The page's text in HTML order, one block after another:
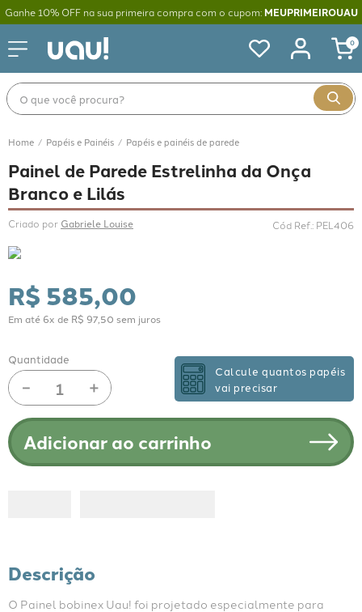
Ganhe 10% OFF na sua primeira compra com o cupom: MEUPRIMEIROUAU
0
O que você procura?
Papéis e Painéis Papéis e painéis de parede
Painel de Parede Estrelinha da Onça
Branco e Lilás
Criado por Gabriele Louise Cód Ref.: PEL406
R$ 585,00
Em até 6x de R$ 97 50 sem juros
Quantidade
＋
－
Calcule quantos papéis
vai precisar
Adicionar ao carrinho
Descrição
O Painel bobinex Uau! foi projetado especialmente para